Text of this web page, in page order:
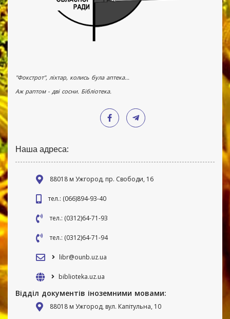
"Фокстрот", ліхтар, колись була аптека...
Аж раптом - дві сосни. Бібліотека.
Наша адреса:
88018 м Ужгород, пр. Свободи, 16
тел.: (066)894-93-40
тел.: (0312)64-71-93
тел.: (0312)64-71-94
libr@ounb.uz.ua
biblioteka.uz.ua
Відділ документів іноземними мовами:
88018 м Ужгород, вул. Капітульна, 10